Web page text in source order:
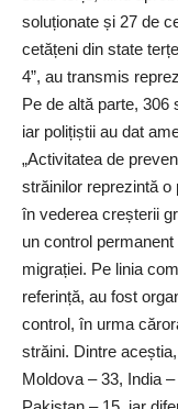
soluționate și 27 de
cetățeni din state
4”, au transmis
Pe de altă parte, 306
iar polițiștii au dat
„Activitatea de
străinilor reprezintă o
în vederea creșterii
un control
migrației. Pe linia
referință, au fost
control, în urma
străini. Dintre
Moldova – 33, India